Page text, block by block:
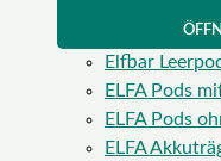
Elfbar
ELFA Pods
ELFA Pods
ELFA